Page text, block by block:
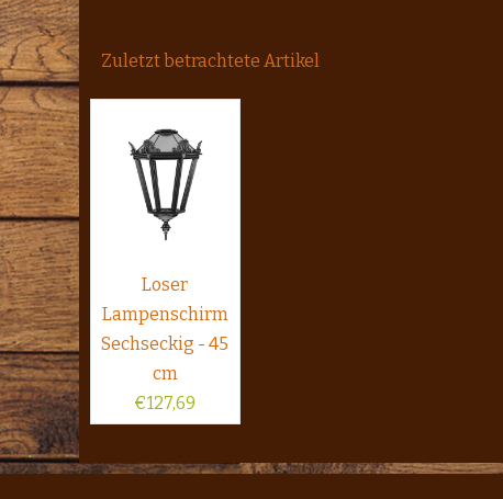
Zuletzt betrachtete Artikel
Loser
Lampenschirm
Sechseckig - 45
cm
€127,69